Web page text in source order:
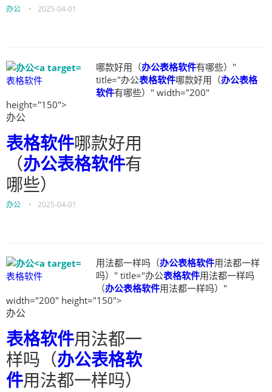
办公 • 2025-04-01
表格软件
哪款好用（办公表格软件有哪些）"
title="办公表格软件哪款好用（办公表格
软件有哪些）" width="200"
height="150">
办公
表格软件哪款好用
（办公表格软件有
哪些）
办公 • 2025-04-01
表格软件
用法都一样吗（办公表格软件用法都一样
吗）" title="办公表格软件用法都一样吗
（办公表格软件用法都一样吗）"
width="200" height="150">
办公
表格软件用法都一
样吗（办公表格软
件用法都一样吗）